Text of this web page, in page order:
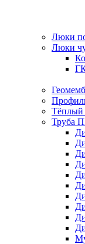
Люки
Люки
Тёплый
Труба